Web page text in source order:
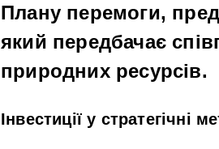
Плану перемоги,
який передбачає
природних ресурсів.
Інвестиції у стратегічні